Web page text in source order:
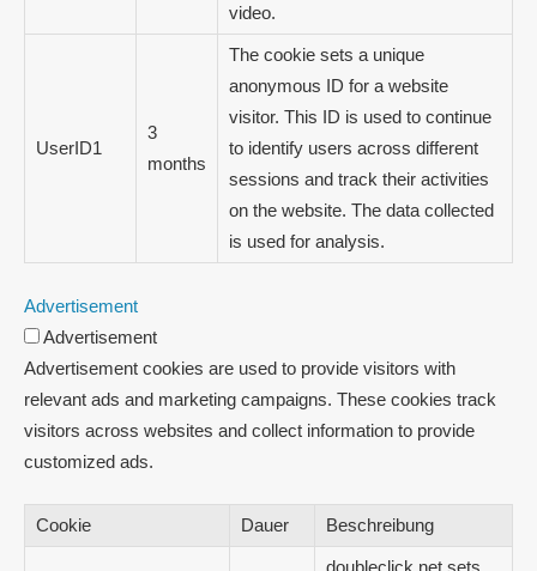
video.
UserID1
3
months
The cookie sets a unique
anonymous ID for a website
visitor. This ID is used to continue
to identify users across different
sessions and track their activities
on the website. The data collected
is used for analysis.
Advertisement
Advertisement
Advertisement cookies are used to provide visitors with
relevant ads and marketing campaigns. These cookies track
visitors across websites and collect information to provide
customized ads.
Cookie Dauer Beschreibung